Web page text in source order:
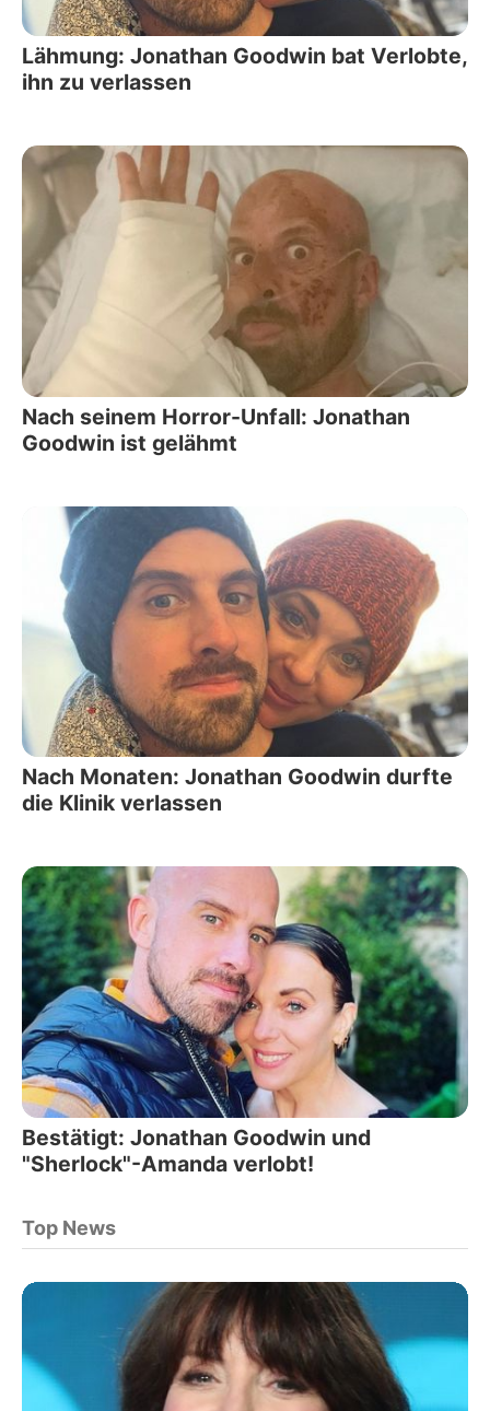
Lähmung: Jonathan Goodwin bat Verlobte,
ihn zu verlassen
Nach seinem Horror-Unfall: Jonathan
Goodwin ist gelähmt
Nach Monaten: Jonathan Goodwin durfte
die Klinik verlassen
Bestätigt: Jonathan Goodwin und
"Sherlock"-Amanda verlobt!
Top News